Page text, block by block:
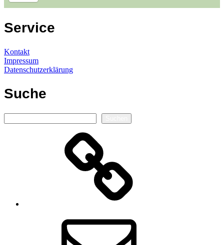
Service
Kontakt
Impressum
Datenschutzerklärung
Suche